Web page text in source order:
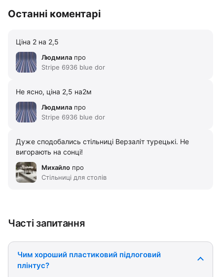
Останні коментарі
Ціна 2 на 2,5
Людмила про
Stripe 6936 blue dor
Не ясно, ціна 2,5 на2м
Людмила про
Stripe 6936 blue dor
Дуже сподобались стільниці Верзаліт турецькі. Не
вигорають на сонці!
Михайло про
Стільниці для столів
Часті запитання
Чим хороший пластиковий підлоговий
плінтус?